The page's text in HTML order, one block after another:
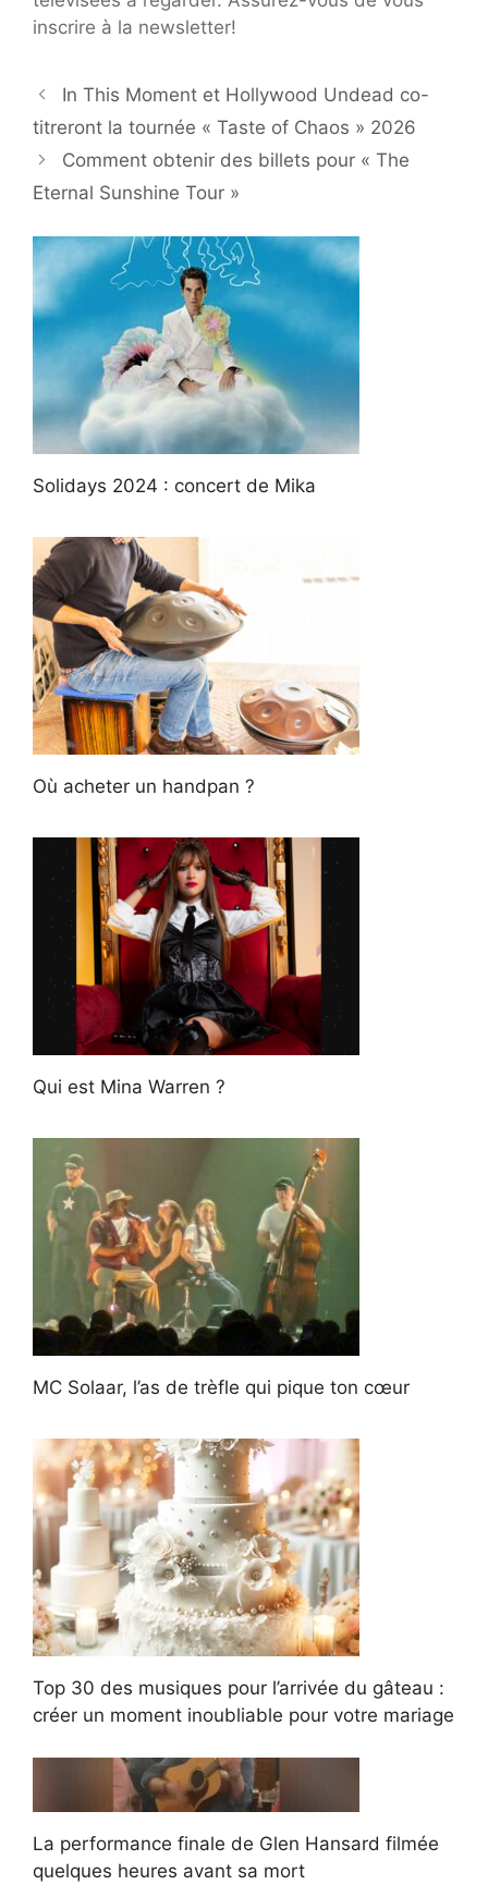
inscrire à la newsletter!
In This Moment et Hollywood Undead co-
titreront la tournée « Taste of Chaos » 2026
Comment obtenir des billets pour « The
Eternal Sunshine Tour »
Solidays 2024 : concert de Mika
Où acheter un handpan ?
Qui est Mina Warren ?
MC Solaar, l’as de trèfle qui pique ton cœur
Top 30 des musiques pour l’arrivée du gâteau :
créer un moment inoubliable pour votre mariage
La performance finale de Glen Hansard filmée
quelques heures avant sa mort